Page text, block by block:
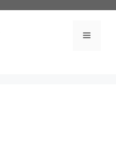
Menu